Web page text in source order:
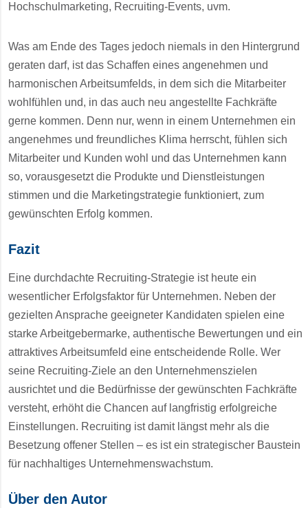
Hochschulmarketing, Recruiting-Events, uvm.
Was am Ende des Tages jedoch niemals in den Hintergrund
geraten darf, ist das Schaffen eines angenehmen und
harmonischen Arbeitsumfelds, in dem sich die Mitarbeiter
wohlfühlen und, in das auch neu angestellte Fachkräfte
gerne kommen. Denn nur, wenn in einem Unternehmen ein
angenehmes und freundliches Klima herrscht, fühlen sich
Mitarbeiter und Kunden wohl und das Unternehmen kann
so, vorausgesetzt die Produkte und Dienstleistungen
stimmen und die Marketingstrategie funktioniert, zum
gewünschten Erfolg kommen.
Fazit
Eine durchdachte Recruiting-Strategie ist heute ein
wesentlicher Erfolgsfaktor für Unternehmen. Neben der
gezielten Ansprache geeigneter Kandidaten spielen eine
starke Arbeitgebermarke, authentische Bewertungen und ein
attraktives Arbeitsumfeld eine entscheidende Rolle. Wer
seine Recruiting-Ziele an den Unternehmenszielen
ausrichtet und die Bedürfnisse der gewünschten Fachkräfte
versteht, erhöht die Chancen auf langfristig erfolgreiche
Einstellungen. Recruiting ist damit längst mehr als die
Besetzung offener Stellen – es ist ein strategischer Baustein
für nachhaltiges Unternehmenswachstum.
Über den Autor